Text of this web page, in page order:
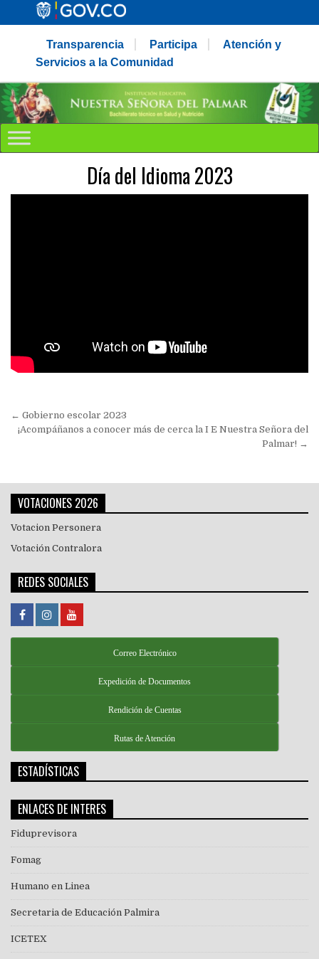
Transparencia Participa
Atención y
Servicios a la Comunidad
Día del Idioma 2023
Navegación
de
← Gobierno escolar 2023
¡Acompáñanos a conocer más de cerca la I E Nuestra Señora del
Palmar! →
VOTACIONES 2026
Votacion Personera
Votación Contralora
REDES SOCIALES
Correo Electrónico
Expedición de Documentos
Rendición de Cuentas
Rutas de Atención
ESTADÍSTICAS
ENLACES DE INTERES
Fiduprevisora
Fomag
Humano en Linea
Secretaria de Educación Palmira
ICETEX